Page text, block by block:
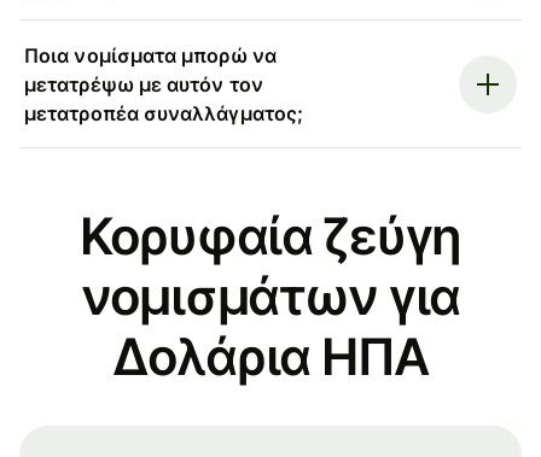
Ποια νομίσματα μπορώ να
μετατρέψω με αυτόν τον
μετατροπέα συναλλάγματος;
Κορυφαία ζεύγη
νομισμάτων για
Δολάρια ΗΠΑ